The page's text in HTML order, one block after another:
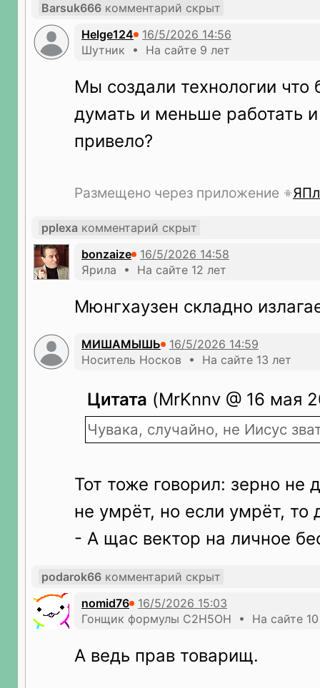
Barsuk666 комментарий скрыт
Helge124
Шутник • На сайте 9 лет
Мы создали технологии
думать и меньше работать
привело?
Размещено через приложение
pplexa комментарий скрыт
bonzaize
Ярила • На сайте 12 лет
Мюнгхаузен складно
МИШАМЫШЬ
Носитель Носков • На сайте 13 лет
Цитата (MrKnnv @ 16 мая
Чувака, случайно, не Иисус
Тот тоже говорил: зерно не
не умрёт, но если умрёт, то
- А щас вектор на личное
podarok66 комментарий скрыт
nomid76
Гонщик формулы С2Н5ОН • На сайте 10
А ведь прав товарищ.